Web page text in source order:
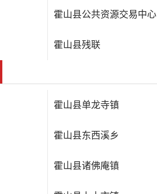
霍山县公共资源交易中心
霍山县残联
霍山县单龙寺镇
霍山县东西溪乡
霍山县诸佛庵镇